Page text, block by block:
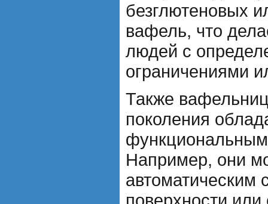
безглютеновых
вафель, что
людей с
ограничениями
Также
поколения
Например, они
автоматическим